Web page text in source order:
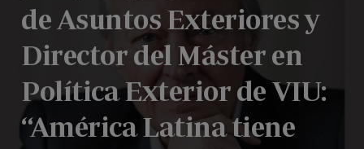
de Asuntos Exteriores y
Director del Máster en
Política Exterior de VIU:
“América Latina tiene